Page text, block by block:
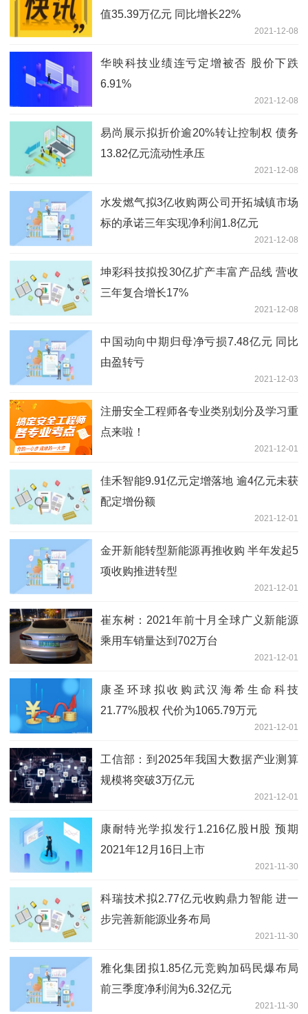
值35.39万亿元 同比增长22%
2021-12-08
华映科技业绩连亏定增被否 股价下跌
6.91%
2021-12-08
易尚展示拟折价逾20%转让控制权 债务
13.82亿元流动性承压
2021-12-08
水发燃气拟3亿收购两公司开拓城镇市场
标的承诺三年实现净利润1.8亿元
2021-12-08
坤彩科技拟投30亿扩产丰富产品线 营收
三年复合增长17%
2021-12-08
中国动向中期归母净亏损7.48亿元 同比
由盈转亏
2021-12-03
注册安全工程师各专业类别划分及学习重
点来啦！
2021-12-01
佳禾智能9.91亿元定增落地 逾4亿元未获
配定增份额
2021-12-01
金开新能转型新能源再推收购 半年发起5
项收购推进转型
2021-12-01
崔东树：2021年前十月全球广义新能源
乘用车销量达到702万台
2021-12-01
康圣环球拟收购武汉海希生命科技
21.77%股权 代价为1065.79万元
2021-12-01
工信部：到2025年我国大数据产业测算
规模将突破3万亿元
2021-12-01
康耐特光学拟发行1.216亿股H股 预期
2021年12月16日上市
2021-11-30
科瑞技术拟2.77亿元收购鼎力智能 进一
步完善新能源业务布局
2021-11-30
雅化集团拟1.85亿元竞购加码民爆布局
前三季度净利润为6.32亿元
2021-11-30